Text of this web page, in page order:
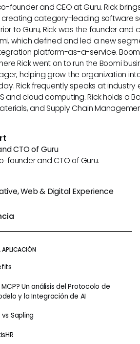
APLICACIÓN
Un análisis del Protocolo de
y la Integración de AI
Sapling
founder and CEO at Guru. Rick
creating category-leading software
to Guru, Rick was the founder and
which defined and led a new
platform-as-a-service.
Rick went on to run the Boomi
helping grow the organization
Rick frequently speaks at
and cloud computing. Rick holds a
and Supply Chain
CTO of Guru
founder and CTO of Guru.
Web & Digital Experience